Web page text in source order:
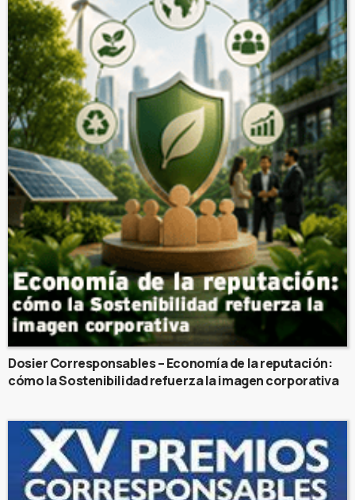
Dosier Corresponsables – Economía de la reputación:
cómo la Sostenibilidad refuerza la imagen corporativa